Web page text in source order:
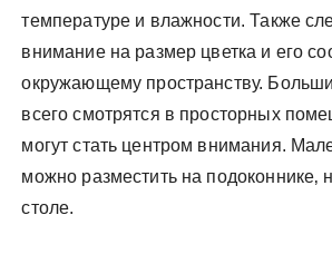
температуре и влажности. Также
внимание на размер цветка и его
окружающему пространству.
всего смотрятся в просторных
могут стать центром внимания.
можно разместить на подоконнике‚
столе.